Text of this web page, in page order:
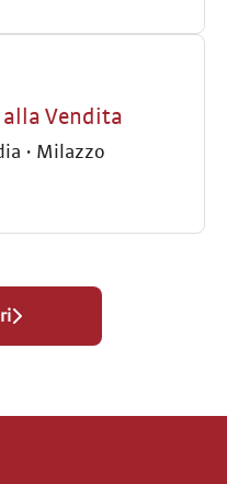
Vendita
· Milazzo